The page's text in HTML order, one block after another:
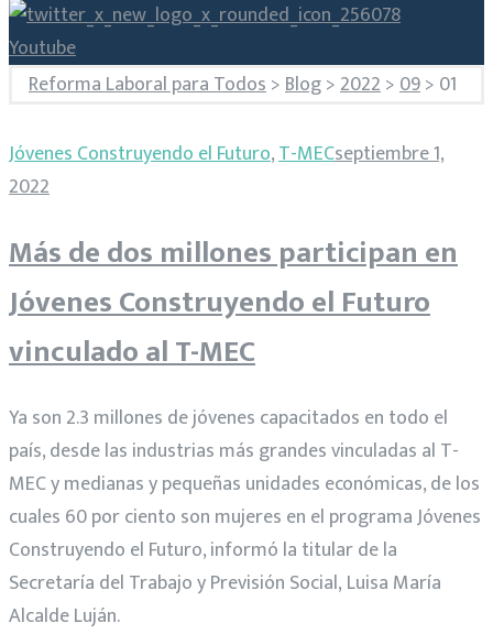
Youtube
Reforma Laboral para Todos>Blog>2022>09> 01
Día:
1
de
septiembre
de
2022
Jóvenes Construyendo el Futuro,T-MECseptiembre 1,
2022
Más de dos millones participan en
Jóvenes Construyendo el Futuro
vinculado al T-MEC
Ya son 2.3 millones de jóvenes capacitados en todo el
país, desde las industrias más grandes vinculadas al T-
MEC y medianas y pequeñas unidades económicas, de los
cuales 60 por ciento son mujeres en el programa Jóvenes
Construyendo el Futuro, informó la titular de la
Secretaría del Trabajo y Previsión Social, Luisa María
Alcalde Luján.